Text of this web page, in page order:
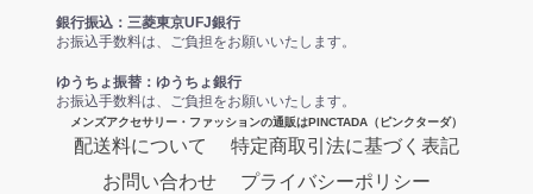
銀行振込：三菱東京UFJ銀行
お振込手数料は、ご負担をお願いいたします。
ゆうちょ振替：ゆうちょ銀行
お振込手数料は、ご負担をお願いいたします。
メンズアクセサリー・ファッションの通販はPINCTADA（ピンクターダ）
配送料について
特定商取引法に基づく表記
お問い合わせ
プライバシーポリシー